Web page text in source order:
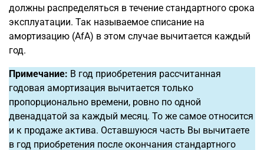
должны распределяться в течение стандартного срока
эксплуатации. Так называемое списание на
амортизацию (AfA) в этом случае вычитается каждый
год.
Примечание: В год приобретения рассчитанная
годовая амортизация вычитается только
пропорционально времени, ровно по одной
двенадцатой за каждый месяц. То же самое относится
и к продаже актива. Оставшуюся часть Вы вычитаете
в год приобретения после окончания стандартного